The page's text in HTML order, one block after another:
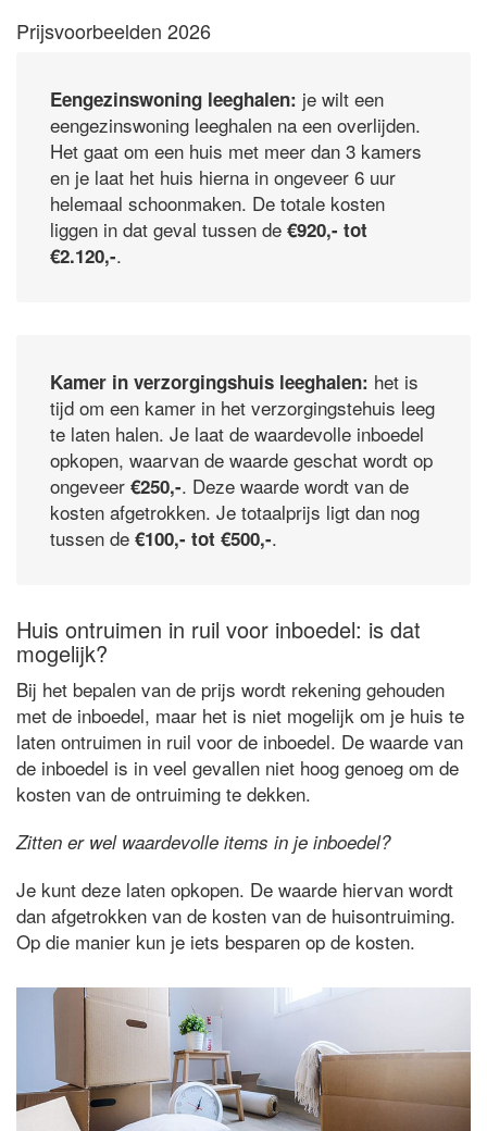
Prijsvoorbeelden 2026
Eengezinswoning leeghalen: je wilt een
eengezinswoning leeghalen na een overlijden.
Het gaat om een huis met meer dan 3 kamers
en je laat het huis hierna in ongeveer 6 uur
helemaal schoonmaken. De totale kosten
liggen in dat geval tussen de €920,- tot
€2.120,-.
Kamer in verzorgingshuis leeghalen: het is
tijd om een kamer in het verzorgingstehuis leeg
te laten halen. Je laat de waardevolle inboedel
opkopen, waarvan de waarde geschat wordt op
ongeveer €250,-. Deze waarde wordt van de
kosten afgetrokken. Je totaalprijs ligt dan nog
tussen de €100,- tot €500,-.
Huis ontruimen in ruil voor inboedel: is dat
mogelijk?
Bij het bepalen van de prijs wordt rekening gehouden
met de inboedel, maar het is niet mogelijk om je huis te
laten ontruimen in ruil voor de inboedel. De waarde van
de inboedel is in veel gevallen niet hoog genoeg om de
kosten van de ontruiming te dekken.
Zitten er wel waardevolle items in je inboedel?
Je kunt deze laten opkopen. De waarde hiervan wordt
dan afgetrokken van de kosten van de huisontruiming.
Op die manier kun je iets besparen op de kosten.